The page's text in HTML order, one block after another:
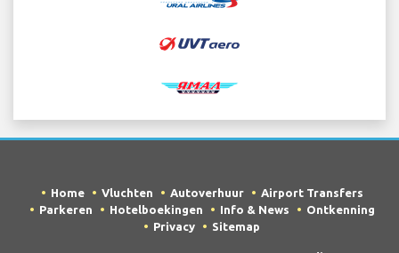
Home Vluchten Autoverhuur
Airport Transfers
Parkeren
Hotelboekingen Info & News
Ontkenning
Privacy
Sitemap